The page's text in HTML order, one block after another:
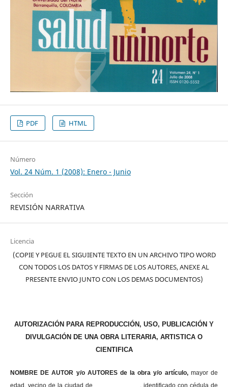
PDF HTML
Número
Vol. 24 Núm. 1 (2008): Enero - Junio
Sección
REVISIÓN NARRATIVA
Licencia
(COPIE Y PEGUE EL SIGUIENTE TEXTO EN UN ARCHIVO TIPO WORD
CON TODOS LOS DATOS Y FIRMAS DE LOS AUTORES, ANEXE AL
PRESENTE ENVIO JUNTO CON LOS DEMAS DOCUMENTOS)
AUTORIZACIÓN PARA REPRODUCCIÓN, USO, PUBLICACIÓN Y
DIVULGACIÓN DE UNA OBRA LITERARIA, ARTISTICA O
CIENTIFICA
NOMBRE DE AUTOR y/o AUTORES de la obra y/o artículo, mayor de